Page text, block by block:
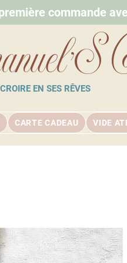
commande
CROIRE EN SES RÊVES
CARTE CADEAU VIDE